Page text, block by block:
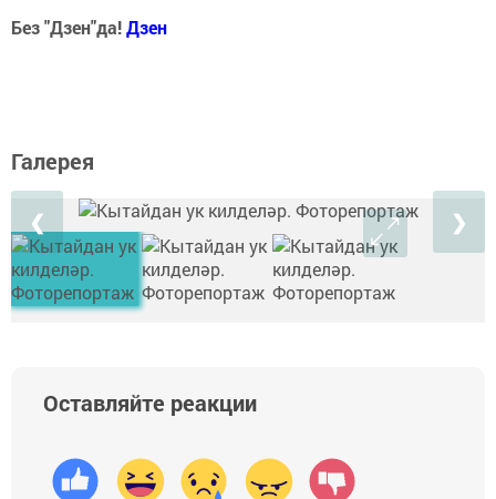
Без "Дзен"да!Дзен
Галерея
❮ ❯
Оставляйте реакции